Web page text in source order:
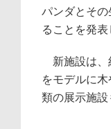
パンダとそ
ることを発表
新施設は、
をモデルに
類の展示施設